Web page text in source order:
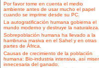
Por favor tome en cuenta el medio
ambiente antes de usar mucho el papel
cuando se imprime desde su PC.
La autogratificación humana gobierna el
mundo moderno y destruye la naturaleza.
Sobrepoblación humana ha llevado a la
hambruna masiva en el Sahel y en otras
partes de África.
Causas de crecimiento de la población
humana: Bio-industria intensiva, así
innecesaria del ganado.